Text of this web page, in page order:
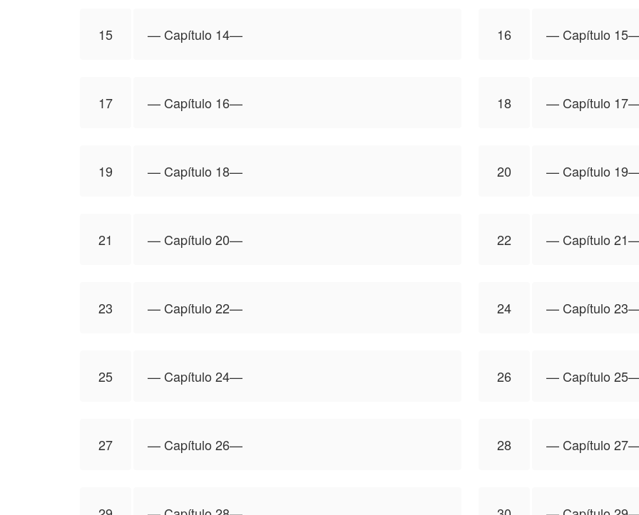
15 —⁠ Capítulo 14—⁠ 16 —⁠ Capítulo
17 —⁠ Capítulo 16—⁠ 18 —⁠ Capítulo
19 —⁠ Capítulo 18—⁠ 20 —⁠ Capítulo
21 —⁠ Capítulo 20—⁠ 22 —⁠ Capítulo
23 —⁠ Capítulo 22—⁠ 24 —⁠ Capítulo
25 —⁠ Capítulo 24—⁠ 26 —⁠ Capítulo
27 —⁠ Capítulo 26—⁠ 28 —⁠ Capítulo